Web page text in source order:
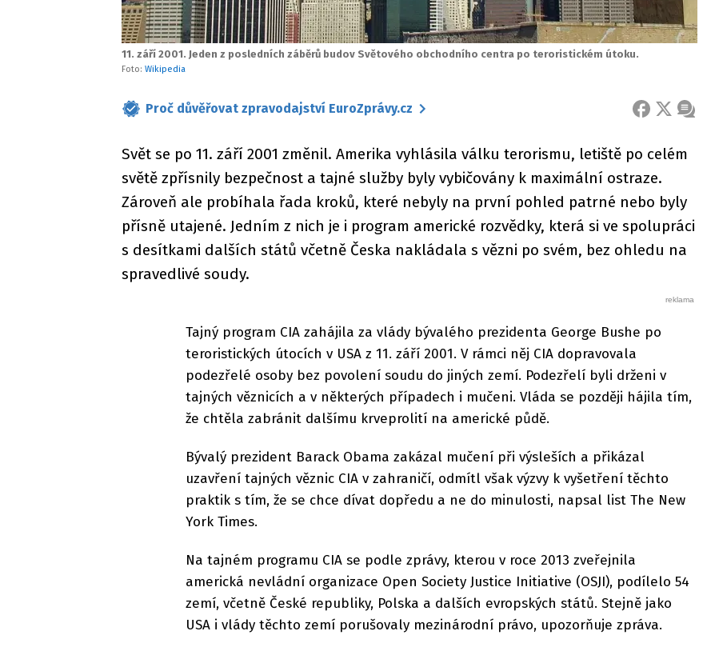
11. září 2001. Jeden z posledních záběrů budov Světového obchodního centra po teroristickém útoku.
Foto: Wikipedia
Proč důvěřovat zpravodajství EuroZprávy.cz FACEBOOK
X ZPRÁVA
Svět se po 11. září 2001 změnil. Amerika vyhlásila válku terorismu, letiště po celém
světě zpřísnily bezpečnost a tajné služby byly vybičovány k maximální ostraze.
Zároveň ale probíhala řada kroků, které nebyly na první pohled patrné nebo byly
přísně utajené. Jedním z nich je i program americké rozvědky, která si ve spolupráci
s desítkami dalších států včetně Česka nakládala s vězni po svém, bez ohledu na
spravedlivé soudy.
Tajný program CIA zahájila za vlády bývalého prezidenta George Bushe po
teroristických útocích v USA z 11. září 2001. V rámci něj CIA dopravovala
podezřelé osoby bez povolení soudu do jiných zemí. Podezřelí byli drženi v
tajných věznicích a v některých případech i mučeni. Vláda se později hájila tím,
že chtěla zabránit dalšímu krveprolití na americké půdě.
Bývalý prezident Barack Obama zakázal mučení při výsleších a přikázal
uzavření tajných věznic CIA v zahraničí, odmítl však výzvy k vyšetření těchto
praktik s tím, že se chce dívat dopředu a ne do minulosti, napsal list The New
York Times.
Na tajném programu CIA se podle zprávy, kterou v roce 2013 zveřejnila
americká nevládní organizace Open Society Justice Initiative (OSJI), podílelo 54
zemí, včetně České republiky, Polska a dalších evropských států. Stejně jako
USA i vlády těchto zemí porušovaly mezinárodní právo, upozorňuje zpráva.